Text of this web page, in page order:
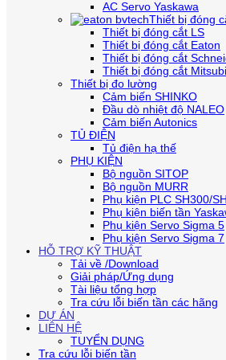
AC Servo Yaskawa
Thiết bị đóng
Thiết bị đóng cắt LS
Thiết bị đóng cắt Eaton
Thiết bị đóng cắt
Thiết bị đóng cắt
Thiết bị đo lường
Cảm biến SHINKO
Đầu dò nhiệt độ NALEO
Cảm biến Autonics
TỦ ĐIỆN
Tủ điện hạ thế
PHỤ KIỆN
Bộ nguồn SITOP
Bộ nguồn MURR
Phụ kiện PLC SH300/
Phụ kiện biến tần
Phụ kiện Servo Sigma 5
Phụ kiện Servo Sigma 7
HỖ TRỢ KỸ THUẬT
Tải về /Download
Giải pháp/Ứng dụng
Tài liệu tổng hợp
Tra cứu lỗi biến tần các hãng
DỰ ÁN
LIÊN HỆ
TUYỂN DỤNG
Tra cứu lỗi biến tần